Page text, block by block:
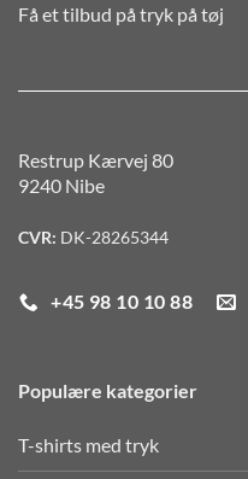
Få et tilbud på tryk på tøj
Restrup Kærvej 80
9240 Nibe
CVR: DK-28265344
+45 98 10 10 88
Populære kategorier
T-shirts med tryk